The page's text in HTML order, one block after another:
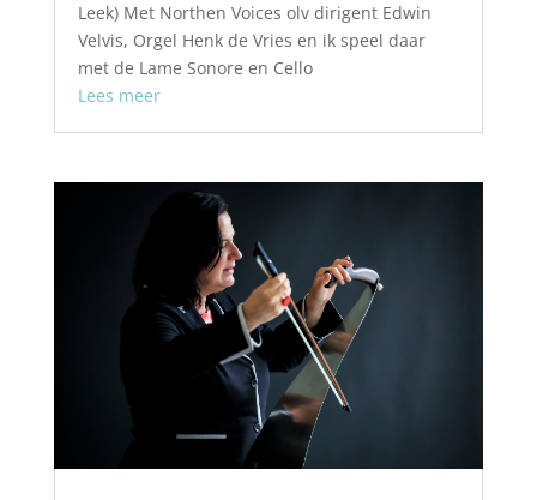
Leek) Met Northen Voices olv dirigent Edwin
Velvis, Orgel Henk de Vries en ik speel daar
met de Lame Sonore en Cello
Lees meer